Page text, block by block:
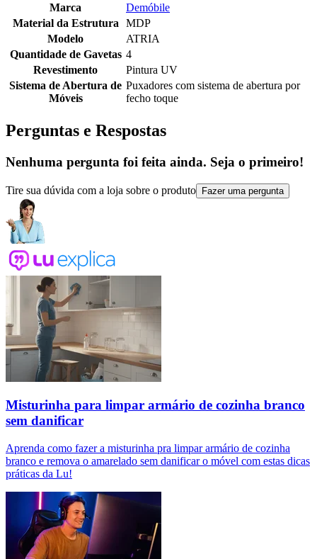
Marca
Demóbile
Material da Estrutura
MDP
Modelo
ATRIA
Quantidade de Gavetas 4
Revestimento
Pintura UV
Sistema de Abertura de
Móveis
Puxadores com sistema de abertura por
fecho toque
Perguntas e Respostas
Nenhuma pergunta foi feita ainda. Seja o primeiro!
Tire sua dúvida com a loja sobre o produto Fazer uma pergunta
Misturinha para limpar armário de cozinha branco
sem danificar
Aprenda como fazer a misturinha pra limpar armário de cozinha
branco e remova o amarelado sem danificar o móvel com estas dicas
práticas da Lu!